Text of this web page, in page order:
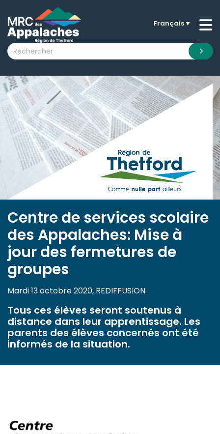
submenu (La MRC )
submenu (Citoyens )
submenu (Visiteurs )
submenu (Nouvelles )
submenu (Documentation )
Français▼
Centre de services scolaire
des Appalaches: Mise à
jour des fermetures de
groupes
Mardi 13 octobre 2020, REDIFFUSION.
Tous ces élèves seront soutenus à
distance dans leur apprentissage. Les
parents des élèves concernés ont été
informés de la situation.